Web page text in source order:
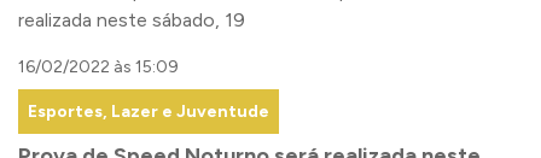
16/02/2022 às 15:09
Esportes, Lazer e Juventude